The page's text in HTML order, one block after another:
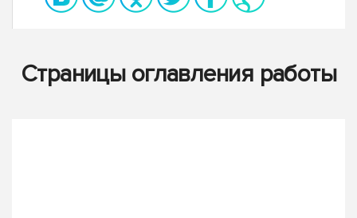
Страницы оглавления работы